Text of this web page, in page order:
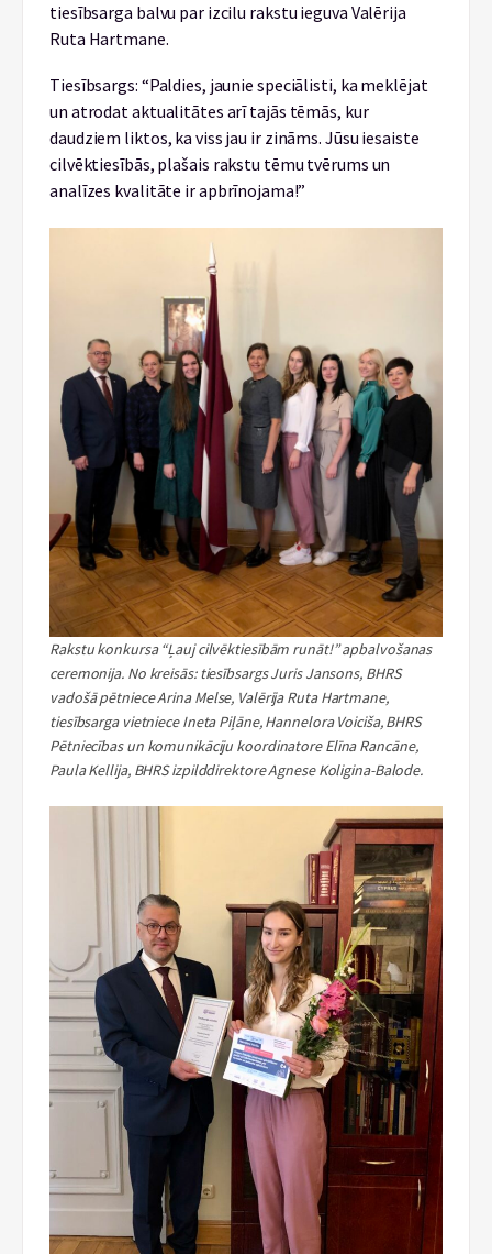
tiesībsarga balvu par izcilu rakstu ieguva Valērija
Ruta Hartmane.
Tiesībsargs: “Paldies, jaunie speciālisti, ka meklējat
un atrodat aktualitātes arī tajās tēmās, kur
daudziem liktos, ka viss jau ir zināms. Jūsu iesaiste
cilvēktiesībās, plašais rakstu tēmu tvērums un
analīzes kvalitāte ir apbrīnojama!”
Rakstu konkursa “Ļauj cilvēktiesībām runāt!” apbalvošanas
ceremonija. No kreisās: tiesībsargs Juris Jansons, BHRS
vadošā pētniece Arina Melse, Valērija Ruta Hartmane,
tiesībsarga vietniece Ineta Piļāne, Hannelora Voiciša, BHRS
Pētniecības un komunikāciju koordinatore Elīna Rancāne,
Paula Kellija, BHRS izpilddirektore Agnese Koligina-Balode.